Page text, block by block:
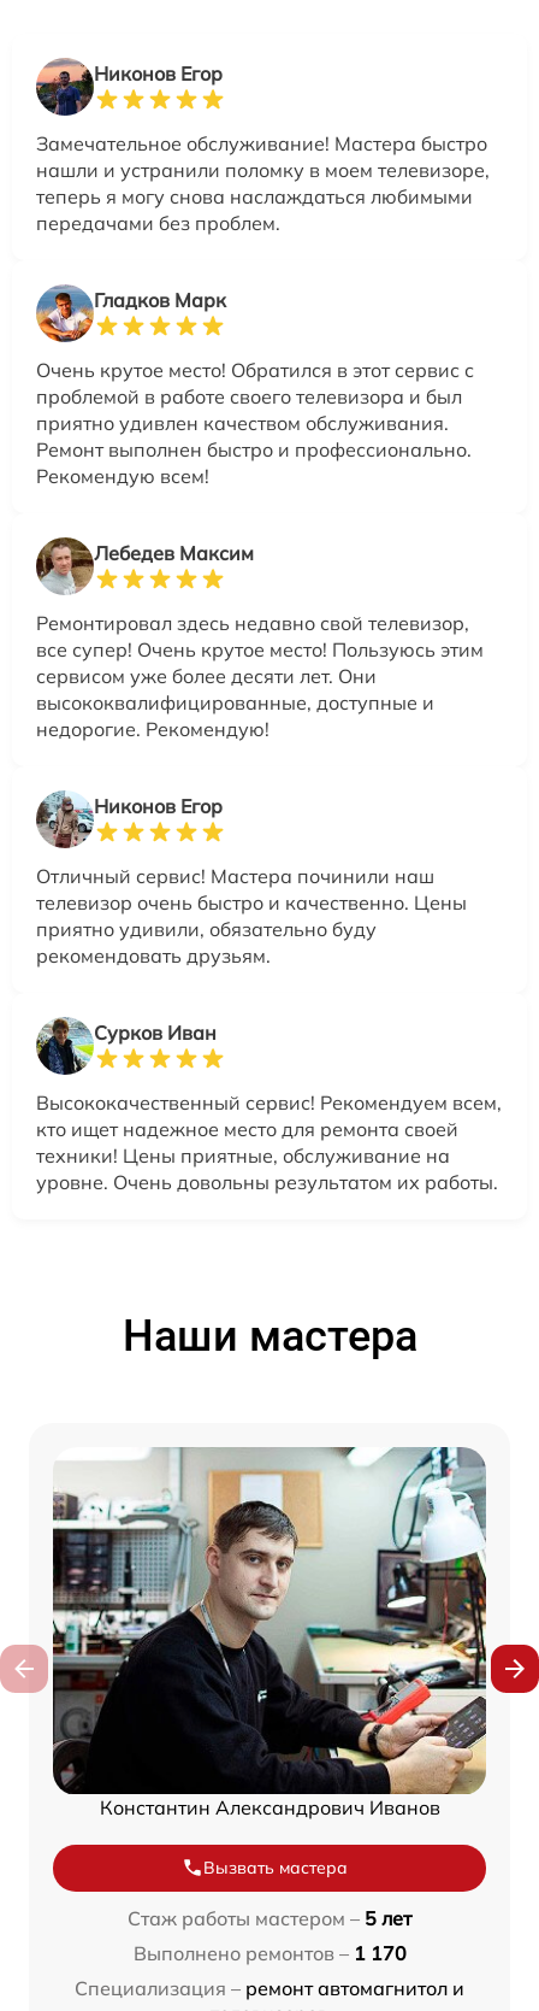
Никонов Егор
Замечательное обслуживание! Мастера быстро
нашли и устранили поломку в моем телевизоре,
теперь я могу снова наслаждаться любимыми
передачами без проблем.
Гладков Марк
Очень крутое место! Обратился в этот сервис с
проблемой в работе своего телевизора и был
приятно удивлен качеством обслуживания.
Ремонт выполнен быстро и профессионально.
Рекомендую всем!
Лебедев Максим
Ремонтировал здесь недавно свой телевизор,
все супер! Очень крутое место! Пользуюсь этим
сервисом уже более десяти лет. Они
высококвалифицированные, доступные и
недорогие. Рекомендую!
Никонов Егор
Отличный сервис! Мастера починили наш
телевизор очень быстро и качественно. Цены
приятно удивили, обязательно буду
рекомендовать друзьям.
Сурков Иван
Высококачественный сервис! Рекомендуем всем,
кто ищет надежное место для ремонта своей
техники! Цены приятные, обслуживание на
уровне. Очень довольны результатом их работы.
Наши мастера
Константин Александрович Иванов
Вызвать мастера
Стаж работы мастером – 5 лет
Выполнено ремонтов – 1 170
Специализация – ремонт автомагнитол и